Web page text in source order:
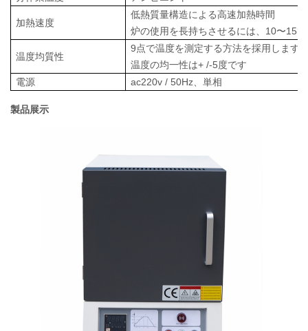
加熱速度
低熱質量構造による高速加熱時間
炉の使用を長持ちさせるには、10〜15°/
温度均質性
9点で温度を測定する方法を採用します
温度の均一性は+ /-5度です
電源
ac220v / 50Hz、単相
製品展示